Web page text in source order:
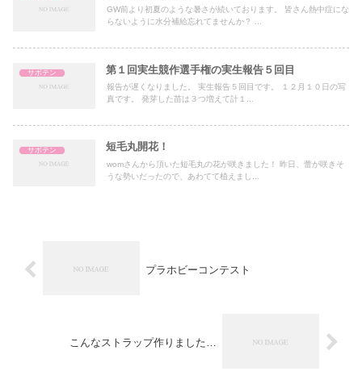
GW前より初夏のような暑さが続いております。 皆さん熱中症にな
らないように水分補給忘れてませんか？ ...
サボテン 第１回実生競作選手権の実生報告５回目
報告が遅くなりました。 実生報告５回目です。 １２月１０日の写
真です。 発芽した苗は３つ増えて計１...
サボテン 短毛丸開花！
womさんから頂いた短毛丸の花が咲きました！ 昨日、蕾が咲きそ
うな勢いだったので、あわてて植えまし...
プラホビーコンテスト
こんなストラップ作りました…